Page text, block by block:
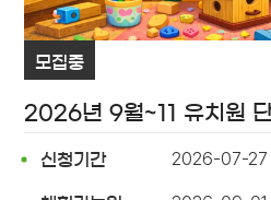
모집중
2026년 9월~11 유치원
신청기간 2026-07-27